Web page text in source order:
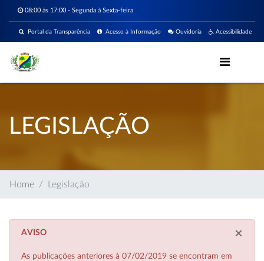
08:00 ás 17:00 - Segunda à Sexta-feira
Acessibilidade
Ouvidoria
Acesso à Informação
Portal da Transparência
LEGISLAÇÃO
Home Legislação
×
AVISO
As publicações anteriores à 07/02/2019 se encontram em